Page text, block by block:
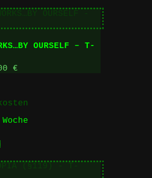
mehrere
auf.
Optionen
auf
werden
OURSELF – T-
€
Produkt
mehrere